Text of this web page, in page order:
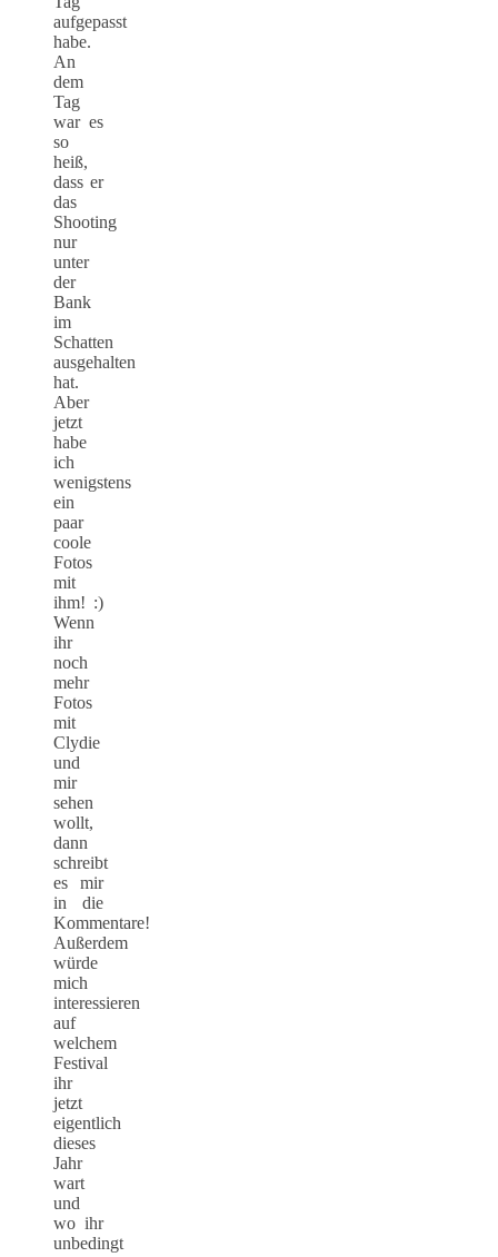
aufgepasst
habe.
An
dem
Tag
war es
so
heiß,
dass er
das
Shooting
nur
unter
der
Bank
im
Schatten
ausgehalten
hat.
Aber
jetzt
habe
ich
wenigstens
ein
paar
coole
Fotos
mit
ihm! :)
Wenn
ihr
noch
mehr
Fotos
mit
Clydie
und
mir
sehen
wollt,
dann
schreibt
es mir
in die
Kommentare!
Außerdem
würde
mich
interessieren
auf
welchem
Festival
ihr
jetzt
eigentlich
dieses
Jahr
wart
und
wo ihr
unbedingt